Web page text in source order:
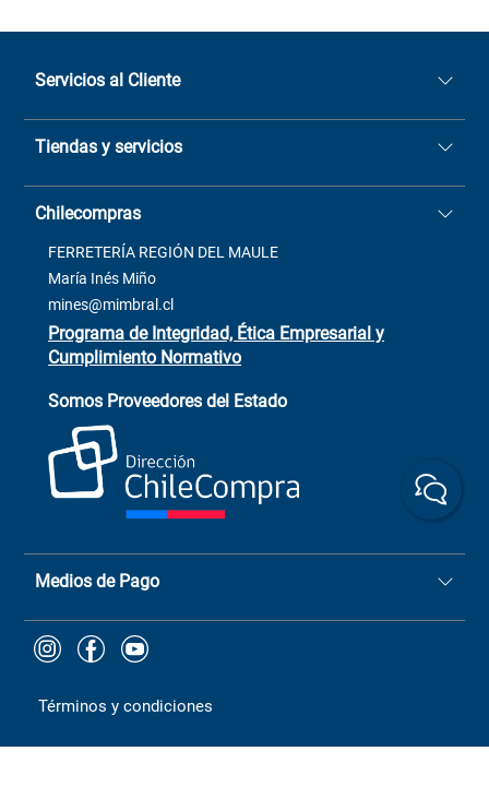
Servicios al Cliente
Quiénes somos
Sucursales
Términos y condiciones
Contacto
Venta Terreno
Trabaja con Nosotros
+56 9 6779 0465
+(73) 256
ChileCompras
+56 9 9888 9549
Tiendas y servicios
Casa Matriz: Avenida Chorrillos
2137 San Javier, Fono (73)
Chilecompras
FERRETERÍA REGIÓN DEL MAULE
María Inés Miño
mines@mimbral.cl
Programa de Integridad, Ética Empresarial y
Cumplimiento Normativo
Somos Proveedores del Estado
Medios de Pago
Términos y condiciones